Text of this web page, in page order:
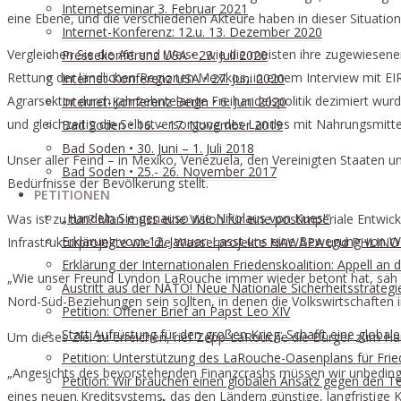
Internetseminar 3. Februar 2021
Internet-Konferenz: 12.u. 13. Dezember 2020
Pressekonferenz USA • 23. Juli 2020
Internet-Konferenz USA • 27. Juni 2020
Internet-Konferenz Berlin • 6. Juni 2020
Bad Soden • 16. – 17. November 2019
Bad Soden • 30. Juni – 1. Juli 2018
Bad Soden • 25.- 26. November 2017
PETITIONEN
„Handeln Sie genauso wie Nikolaus von Kues!“
Erklärung vom 12. Januar: Lasst uns eine Bewegung von
Erklärung der Internationalen Friedenskoalition: Appell an
Austritt aus der NATO! Neue Nationale
Petition: Offener Brief an Papst Leo XIV
Statt Aufrüstung für den großen Krieg: Schafft eine
Petition: Unterstützung des LaRouche-Oasenplans für
Petition: Wir brauchen einen globalen Ansatz gegen den
eine Ebene, und die verschiedenen Akteure haben in dieser
Vergleichen Sie die Art und Weise, wie die meisten ihre
Rettung der ländlichen Regionen Mexikos, in einem Interview mit
Agrarsektor durch jahrzehntelange Freihandelspolitik dezimiert
und gleichzeitig die Selbstversorgung des Landes mit
Unser aller Feind – in Mexiko, Venezuela, den Vereinigten Staaten
Bedürfnisse der Bevölkerung stellt.
Was ist zu tun? Man muss eine Vision für eine postimperiale
Infrastrukturprojekte wie die Wasserprojekte NAWAPA und
„Wie unser Freund Lyndon LaRouche immer wieder betont hat,
Nord-Süd-Beziehungen sein sollten, in denen die
Um dieses Ziel zu erreichen, rief Zepp-LaRouche die Bürger zum
„Angesichts des bevorstehenden Finanzcrashs müssen wir
eines neuen Kreditsystems, das den Ländern günstige,